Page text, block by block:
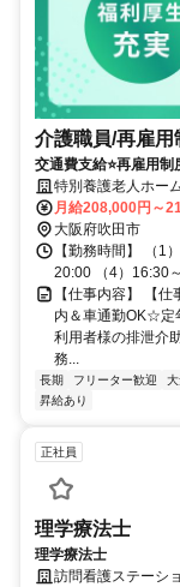
介護職員/再雇
交通費支給⭐️再雇用
験者優遇✨車通勤ＯＫ
特別養護老人ホー
月給208,000円～
大阪府吹田市
【勤務時間】 （1
20:00 （4）16:30
【仕事内容】 【
内＆車通勤OK☆定
利用者様の排泄介
務...
長期 フリーター歓迎
昇給あり
正社員
理学療法士
理学療法士
訪問看護ステーシ